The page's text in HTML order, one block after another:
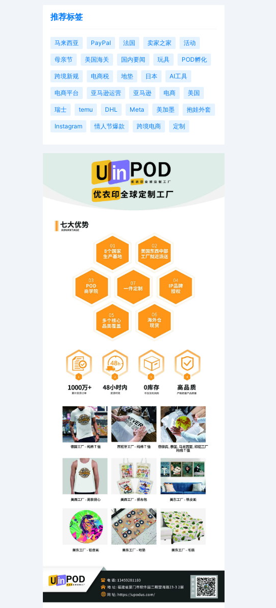
推荐标签
马来西亚 PayPal 法国 卖家之家 活动
母亲节 美国海关 国内要闻 玩具 POD孵化
跨境新规 电商税 地垫 日本 AI工具
电商平台 亚马逊运营 亚马逊 电商 美国
瑞士 temu DHL Meta 美加墨 抱娃外套
Instagram 情人节爆款 跨境电商 定制